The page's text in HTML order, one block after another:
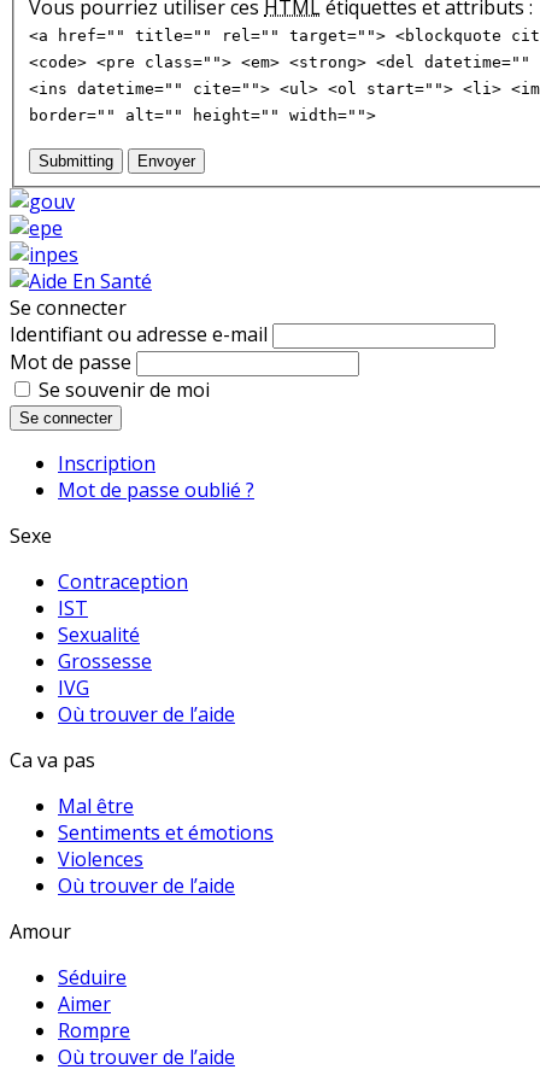
Vous pourriez utiliser ces HTMLétiquettes et attributs :
<a href="" title="" rel="" target=""> <blockquote
<code> <pre class=""> <em> <strong> <del
<ins datetime="" cite=""> <ul> <ol start=""> <li>
border="" alt="" height="" width="">
Submitting Envoyer
Se connecter
Identifiant ou adresse e-mail
Mot de passe
Se souvenir de moi
Se connecter
Inscription
Mot de passe oublié ?
Sexe
Contraception
IST
Sexualité
Grossesse
IVG
Où trouver de l’aide
Ca va pas
Mal être
Sentiments et émotions
Violences
Où trouver de l’aide
Amour
Séduire
Aimer
Rompre
Où trouver de l’aide